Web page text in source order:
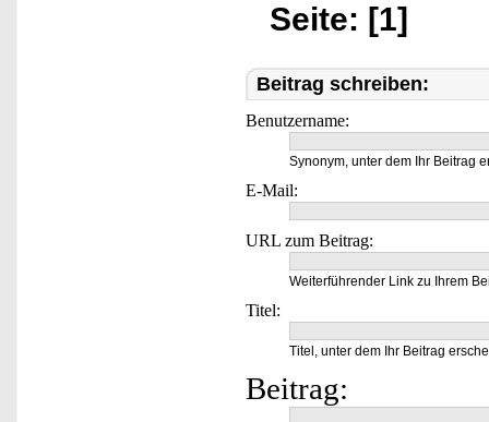
Seite: [1]
Beitrag schreiben:
Benutzername:
Synonym, unter dem Ihr Beitrag
E-Mail:
URL zum Beitrag:
Weiterführender Link zu Ihrem
Titel:
Titel, unter dem Ihr Beitrag
Beitrag: